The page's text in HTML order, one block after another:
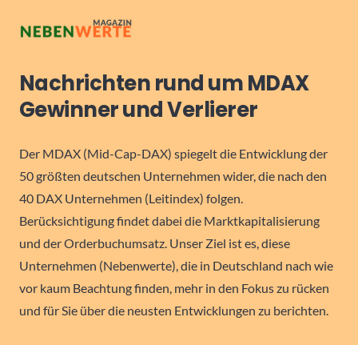
Nachrichten rund um MDAX
Gewinner und Verlierer
Der MDAX (Mid-Cap-DAX) spiegelt die Entwicklung der
50 größten deutschen Unternehmen wider, die nach den
40 DAX Unternehmen (Leitindex) folgen.
Berücksichtigung findet dabei die Marktkapitalisierung
und der Orderbuchumsatz. Unser Ziel ist es, diese
Unternehmen (Nebenwerte), die in Deutschland nach wie
vor kaum Beachtung finden, mehr in den Fokus zu rücken
und für Sie über die neusten Entwicklungen zu berichten.